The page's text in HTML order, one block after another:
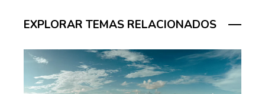
EXPLORAR TEMAS RELACIONADOS